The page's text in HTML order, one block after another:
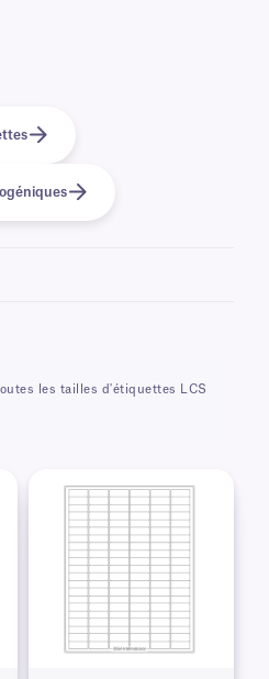
en évitant un contact excessif avec
de chevauchement pour adhérer
.
les tailles d'étiquettes LCS